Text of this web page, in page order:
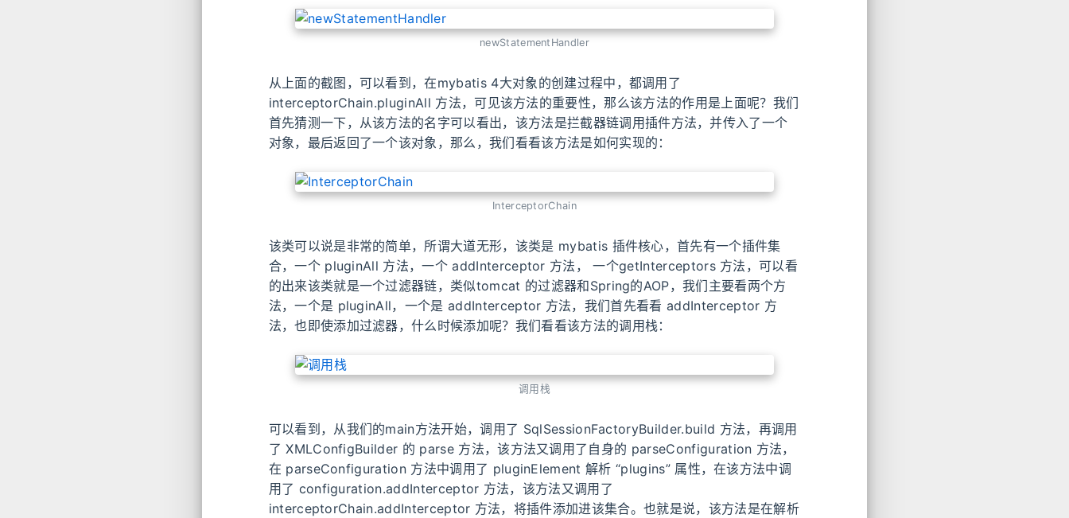
newStatementHandler
从上面的截图，可以看到，在mybatis 4大对象的创建过程中，都调用了
interceptorChain.pluginAll 方法，可见该方法的重要性，那么该方法的作用是上面呢？我们
首先猜测一下，从该方法的名字可以看出，该方法是拦截器链调用插件方法，并传入了一个
对象，最后返回了一个该对象，那么，我们看看该方法是如何实现的：
InterceptorChain
该类可以说是非常的简单，所谓大道无形，该类是 mybatis 插件核心，首先有一个插件集
合，一个 pluginAll 方法，一个 addInterceptor 方法， 一个getInterceptors 方法，可以看
的出来该类就是一个过滤器链，类似tomcat 的过滤器和Spring的AOP，我们主要看两个方
法，一个是 pluginAll，一个是 addInterceptor 方法，我们首先看看 addInterceptor 方
法，也即使添加过滤器，什么时候添加呢？我们看看该方法的调用栈：
调用栈
可以看到，从我们的main方法开始，调用了 SqlSessionFactoryBuilder.build 方法，再调用
了 XMLConfigBuilder 的 parse 方法，该方法又调用了自身的 parseConfiguration 方法，
在 parseConfiguration 方法中调用了 pluginElement 解析 “plugins” 属性，在该方法中调
用了 configuration.addInterceptor 方法，该方法又调用了
interceptorChain.addInterceptor 方法，将插件添加进该集合。也就是说，该方法是在解析